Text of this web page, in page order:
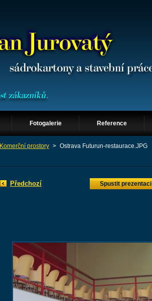
Fotogalerie Reference
Komerční prostory > Ostrava Futurun-restaurace.JPG
Předchozí Spustit prezentaci